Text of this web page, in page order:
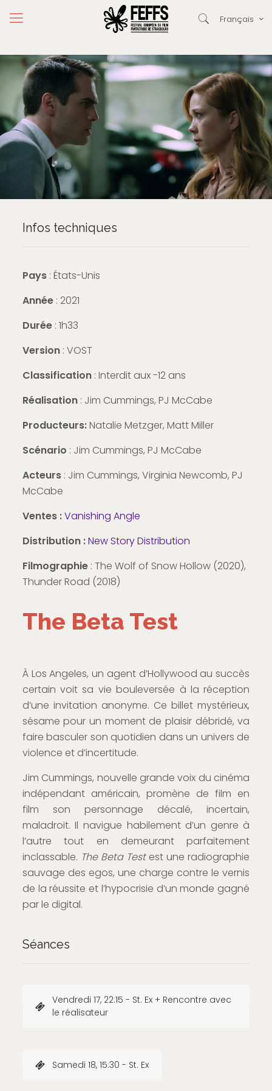
Français
Infos techniques
Pays : États-Unis
Année : 2021
Durée: 1h33
Version : VOST
Classification : Interdit aux -12 ans
Réalisation: Jim Cummings, PJ McCabe
Producteurs:Natalie Metzger, Matt Miller
Scénario : Jim Cummings, PJ McCabe
Acteurs: Jim Cummings, Virginia Newcomb, PJ
McCabe
Ventes :Vanishing Angle
Distribution :New Story Distribution
Filmographie: The Wolf of Snow Hollow (2020),
Thunder Road (2018)
The Beta Test
À Los Angeles, un agent d’Hollywood au succès
certain voit sa vie bouleversée à la réception
d’une invitation anonyme. Ce billet mystérieux,
sésame pour un moment de plaisir débridé, va
faire basculer son quotidien dans un univers de
violence et d’incertitude.
Jim Cummings, nouvelle grande voix du cinéma
indépendant américain, promène de film en
film son personnage décalé, incertain,
maladroit. Il navigue habilement d’un genre à
l’autre tout en demeurant parfaitement
inclassable. The Beta Testest une radiographie
sauvage des egos, une charge contre le vernis
de la réussite et l’hypocrisie d’un monde gagné
par le digital.
Séances
Vendredi 17, 22:15 - St. Ex + Rencontre avec
le réalisateur
Samedi 18, 15:30 - St. Ex